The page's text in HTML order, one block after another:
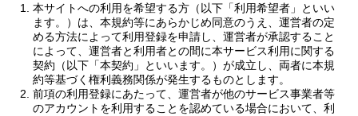
本サイトへの利用を希望する方（以下「利用希望者」といい
ます。）は、本規約等にあらかじめ同意のうえ、運営者の定
める方法によって利用登録を申請し、運営者が承認すること
によって、運営者と利用者との間に本サービス利用に関する
契約（以下「本契約」といいます。）が成立し、両者に本規
約等基づく権利義務関係が発生するものとします。
前項の利用登録にあたって、運営者が他のサービス事業者等
のアカウントを利用することを認めている場合において、利